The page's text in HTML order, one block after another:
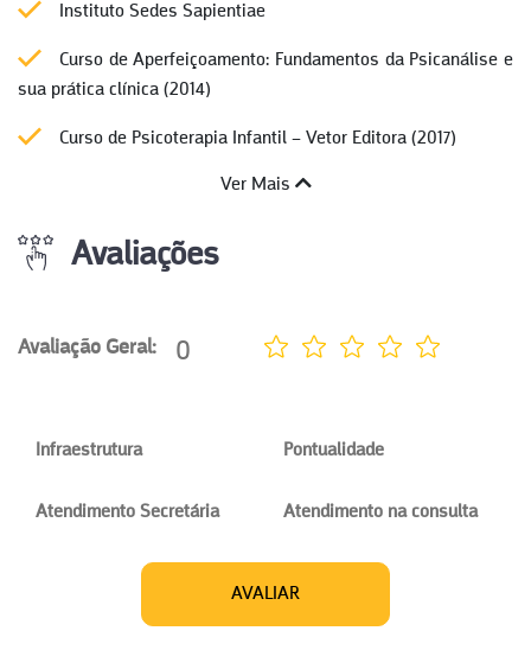
Instituto Sedes Sapientiae
Curso de Aperfeiçoamento: Fundamentos da Psicanálise e
sua prática clínica (2014)
Curso de Psicoterapia Infantil – Vetor Editora (2017)
Ver Mais
Avaliações
Avaliação Geral: 0
Infraestrutura Pontualidade
Atendimento Secretária Atendimento na consulta
AVALIAR